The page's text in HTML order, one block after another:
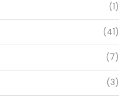
(1)
(41)
(7)
(3)